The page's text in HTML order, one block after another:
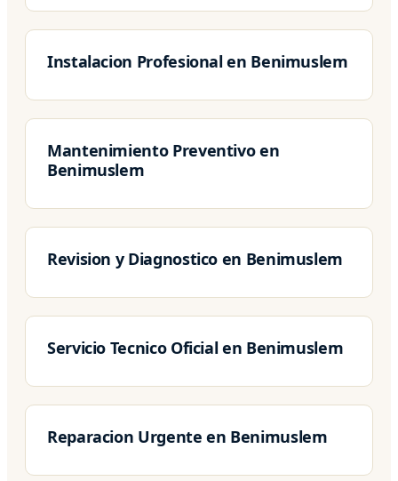
Instalacion Profesional en Benimuslem
Mantenimiento Preventivo en
Benimuslem
Revision y Diagnostico en Benimuslem
Servicio Tecnico Oficial en Benimuslem
Reparacion Urgente en Benimuslem